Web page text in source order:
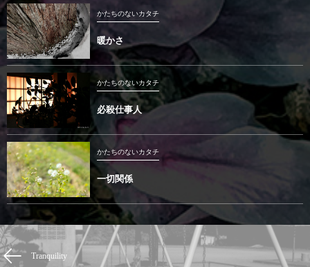
かたちのないカタチ
暖かさ
かたちのないカタチ
必殺仕事人
かたちのないカタチ
一切関係
Tranquility